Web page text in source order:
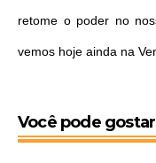
retome o poder no
vemos hoje ainda na
Você pode